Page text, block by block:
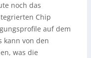
noch das
Chip
auf dem
kann von den
was die